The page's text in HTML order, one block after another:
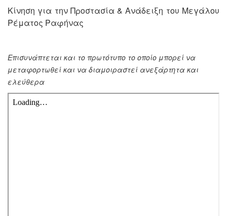
Κίνηση για την Προστασία & Ανάδειξη του Μεγάλου
Ρέματος Ραφήνας
Επισυνάπτεται και το πρωτότυπο το οποίο μπορεί να
μεταφορτωθεί και να διαμοιραστεί ανεξάρτητα και
ελεύθερα